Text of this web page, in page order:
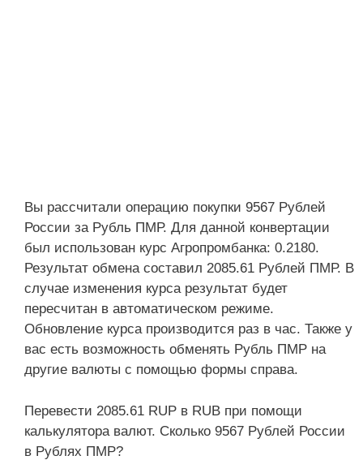
Вы рассчитали операцию покупки 9567 Рублей
России за Рубль ПМР. Для данной конвертации
был использован курс Агропромбанка: 0.2180.
Результат обмена составил 2085.61 Рублей ПМР. В
случае изменения курса результат будет
пересчитан в автоматическом режиме.
Обновление курса производится раз в час. Также у
вас есть возможность обменять Рубль ПМР на
другие валюты с помощью формы справа.
Перевести 2085.61 RUP в RUB при помощи
калькулятора валют. Сколько 9567 Рублей России
в Рублях ПМР?